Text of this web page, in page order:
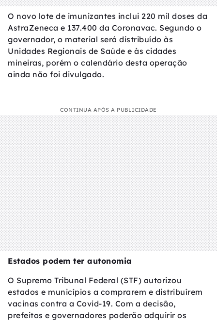
O novo lote de imunizantes inclui 220 mil doses da
AstraZeneca e 137.400 da Coronavac. Segundo o
governador, o material será distribuído às
Unidades Regionais de Saúde e às cidades
mineiras, porém o calendário desta operação
ainda não foi divulgado.
CONTINUA APÓS A PUBLICIDADE
Estados podem ter autonomia
O Supremo Tribunal Federal (STF) autorizou
estados e municípios a comprarem e distribuírem
vacinas contra a Covid-19. Com a decisão,
prefeitos e governadores poderão adquirir os